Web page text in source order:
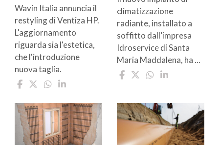
Wavin Italia annuncia il
restyling di Ventiza HP.
L'aggiornamento
riguarda sia l'estetica,
che l'introduzione
nuova taglia.
climatizzazione
radiante, installato a
soffitto dall’impresa
Idroservice di Santa
Maria Maddalena, ha ...